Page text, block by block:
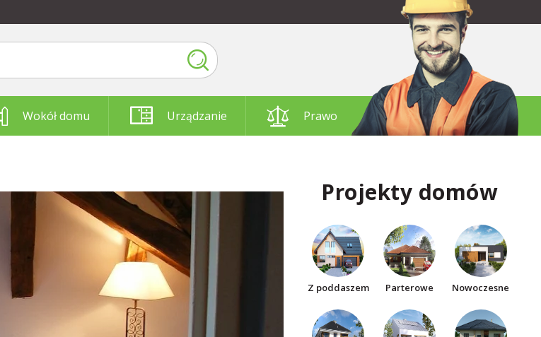
Wokół domu Urządzanie Prawo
Projekty domów
Z poddaszem Parterowe Nowoczesne